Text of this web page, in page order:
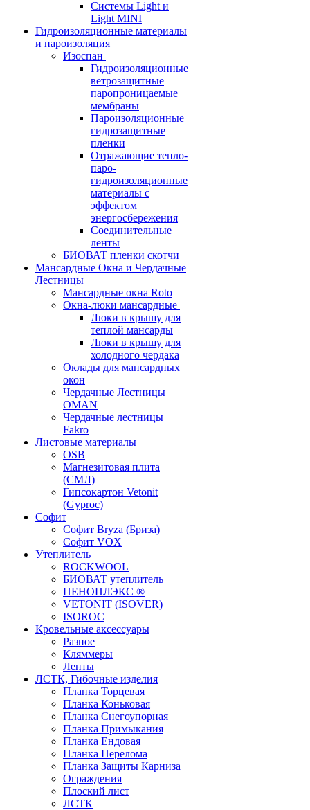
Системы Light и
Light MINI
Гидроизоляционные материалы
и пароизоляция
Изоспан
Гидроизоляционные
ветрозащитные
паропроницаемые
мембраны
Пароизоляционные
гидрозащитные
пленки
Отражающие тепло-
паро-
гидроизоляционные
материалы с
эффектом
энергосбережения
Соединительные
ленты
БИОВАТ пленки скотчи
Мансардные Окна и Чердачные
Лестницы
Мансардные окна Roto
Окна-люки мансардные
Люки в крышу для
теплой мансарды
Люки в крышу для
холодного чердака
Оклады для мансардных
окон
Чердачные Лестницы
OMAN
Чердачные лестницы
Fakro
Листовые материалы
OSB
Магнезитовая плита
(СМЛ)
Гипсокартон Vetonit
(Gyproc)
Софит
Софит Bryza (Бриза)
Софит VOX
Утеплитель
ROCKWOOL
БИОВАТ утеплитель
ПЕНОПЛЭКС ®
VETONIT (ISOVER)
ISOROC
Кровельные аксессуары
Разное
Кляммеры
Ленты
ЛСТК, Гибочные изделия
Планка Торцевая
Планка Коньковая
Планка Снегоупорная
Планка Примыкания
Планка Ендовая
Планка Перелома
Планка Защиты Карниза
Ограждения
Плоский лист
ЛСТК